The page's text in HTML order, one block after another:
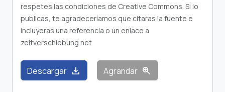
respetes las condiciones de Creative Commons. Si lo
publicas, te agradeceríamos que citaras la fuente e
incluyeras una referencia o un enlace a
zeitverschiebung.net
Descargar download Agrandar zoom_in